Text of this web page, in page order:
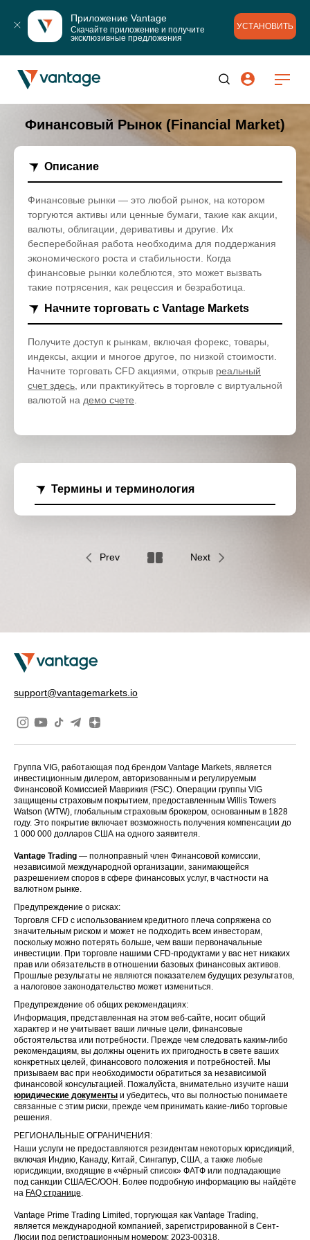
Приложение Vantage
Скачайте приложение и получите
эксклюзивные предложения
УСТАНОВИТЬ
Финансовый Рынок (Financial Market)
Описание
Финансовые рынки — это любой рынок, на котором
торгуются активы или ценные бумаги, такие как акции,
валюты, облигации, деривативы и другие. Их
бесперебойная работа необходима для поддержания
экономического роста и стабильности. Когда
финансовые рынки колеблются, это может вызвать
такие потрясения, как рецессия и безработица.
Начните торговать с Vantage Markets
Получите доступ к рынкам, включая форекс, товары,
индексы, акции и многое другое, по низкой стоимости.
Начните торговать CFD акциями, открыв реальный
счет здесь , или практикуйтесь в торговле с виртуальной
валютой на демо счете
Термины и терминология
Prev Next
support@vantagemarkets.io
Группа VIG, работающая под брендом Vantage Markets, является
инвестиционным дилером, авторизованным и регулируемым
Финансовой Комиссией Маврикия (FSC). Операции группы VIG
защищены страховым покрытием, предоставленным Willis Towers
Watson (WTW), глобальным страховым брокером, основанным в 1828
году. Это покрытие включает возможность получения компенсации до
1 000 000 долларов США на одного заявителя.
Vantage Trading — полноправный член Финансовой комиссии,
независимой международной организации, занимающейся
разрешением споров в сфере финансовых услуг, в частности на
валютном рынке.
Предупреждение о рисках:
Торговля CFD с использованием кредитного плеча сопряжена со
значительным риском и может не подходить всем инвесторам,
поскольку можно потерять больше, чем ваши первоначальные
инвестиции. При торговле нашими CFD-продуктами у вас нет никаких
прав или обязательств в отношении базовых финансовых активов.
Прошлые результаты не являются показателем будущих результатов,
а налоговое законодательство может измениться.
Предупреждение об общих рекомендациях:
Информация, представленная на этом веб-сайте, носит общий
характер и не учитывает ваши личные цели, финансовые
обстоятельства или потребности. Прежде чем следовать каким-либо
рекомендациям, вы должны оценить их пригодность в свете ваших
конкретных целей, финансового положения и потребностей. Мы
призываем вас при необходимости обратиться за независимой
финансовой консультацией. Пожалуйста, внимательно изучите наши
юридические документы и убедитесь, что вы полностью понимаете
связанные с этим риски, прежде чем принимать какие-либо торговые
решения.
РЕГИОНАЛЬНЫЕ ОГРАНИЧЕНИЯ:
Наши услуги не предоставляются резидентам некоторых юрисдикций,
включая Индию, Канаду, Китай, Сингапур, США, а также любые
юрисдикции, входящие в «чёрный список» ФАТФ или подпадающие
под санкции США/ЕС/ООН. Более подробную информацию вы найдёте
на FAQ странице.
Vantage Prime Trading Limited, торгующая как Vantage Trading,
является международной компанией, зарегистрированной в Сент-
Люсии под регистрационным номером: 2023-00318.